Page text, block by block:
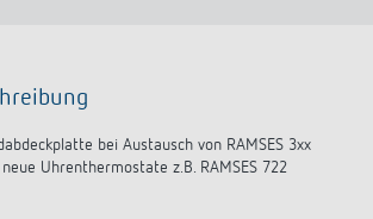
bei Austausch von RAMSES 3xx
Uhrenthermostate z.B. RAMSES 722